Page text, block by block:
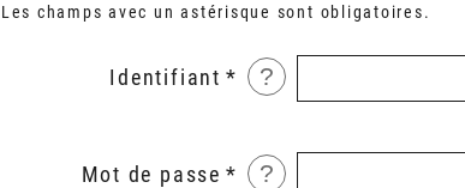
Les champs avec un astérisque sont obligatoires.
Identifiant ?
Mot de passe ?